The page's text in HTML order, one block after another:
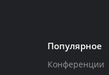
Популярное
Конференции